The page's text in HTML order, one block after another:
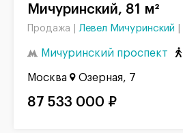
Мичуринский, 81 м²
Продажа | Левел Мичуринский
Мичуринский проспект
Москва Озерная, 7
87 533 000 ₽